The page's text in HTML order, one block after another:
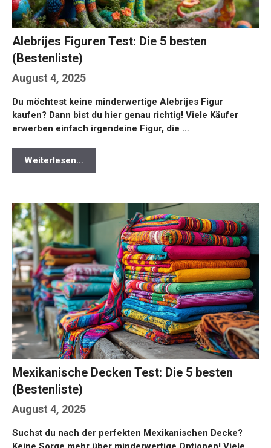
August 4, 2025
Alebrijes Figuren Test: Die 5 besten
(Bestenliste)
Du möchtest keine minderwertige Alebrijes Figur
kaufen? Dann bist du hier genau richtig! Viele Käufer
erwerben einfach irgendeine Figur, die …
Weiterlesen…
August 4, 2025
Mexikanische Decken Test: Die 5 besten
(Bestenliste)
Suchst du nach der perfekten Mexikanischen Decke?